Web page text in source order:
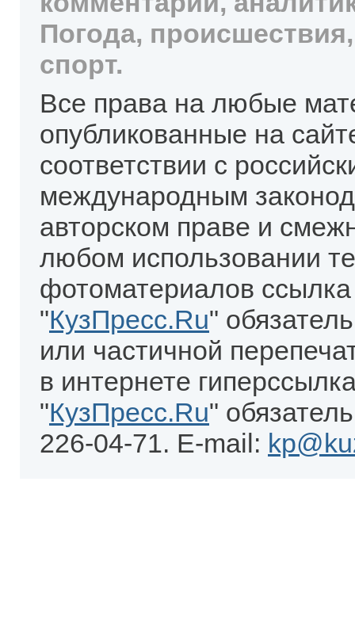
Погода,
спорт.
Все права на любые
опубликованные на
соответствии с
международным
авторском праве и
любом использовании
фотоматериалов
"КузПресс.Ru"
или частичной
в интернете
"КузПресс.Ru"
226-04-71. E-mail: